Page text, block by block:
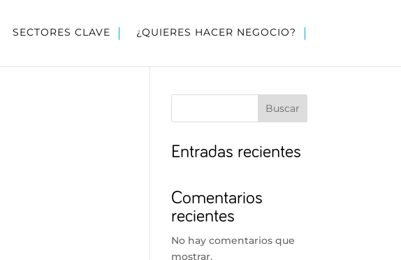
SECTORES CLAVE ¿QUIERES HACER NEGOCIO?
Buscar
Entradas recientes
Comentarios
recientes
No hay comentarios que
mostrar.